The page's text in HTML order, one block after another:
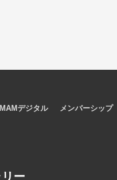
MAMデジタル メンバーシップ
ー